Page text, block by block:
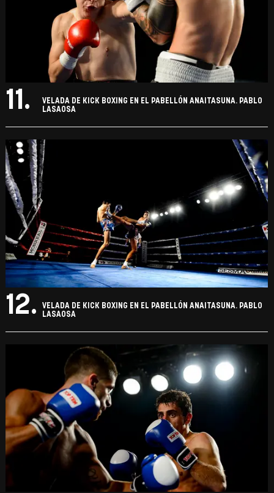
11.
VELADA DE KICK BOXING EN EL PABELLÓN ANAITASUNA. PABLO
LASAOSA
12.
VELADA DE KICK BOXING EN EL PABELLÓN ANAITASUNA. PABLO
LASAOSA